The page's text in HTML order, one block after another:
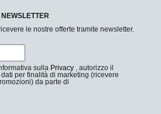
le nostre offerte tramite newsletter.
sulla Privacy , autorizzo il
per finalità di marketing (ricevere
da parte di